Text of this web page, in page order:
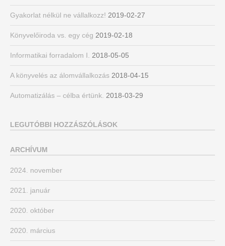
Gyakorlat nélkül ne vállalkozz! 2019-02-27
Könyvelőiroda vs. egy cég 2019-02-18
Informatikai forradalom I. 2018-05-05
A könyvelés az álomvállalkozás 2018-04-15
Automatizálás – célba értünk. 2018-03-29
LEGUTÓBBI HOZZÁSZÓLÁSOK
ARCHÍVUM
2024. november
2021. január
2020. október
2020. március